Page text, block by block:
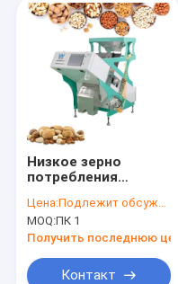
Низкое зерно
потребления
цвета риса
сортируя
Цена:Подлежит обсуждению
MOQ:ПК 1
Получить последнюю
Контакт